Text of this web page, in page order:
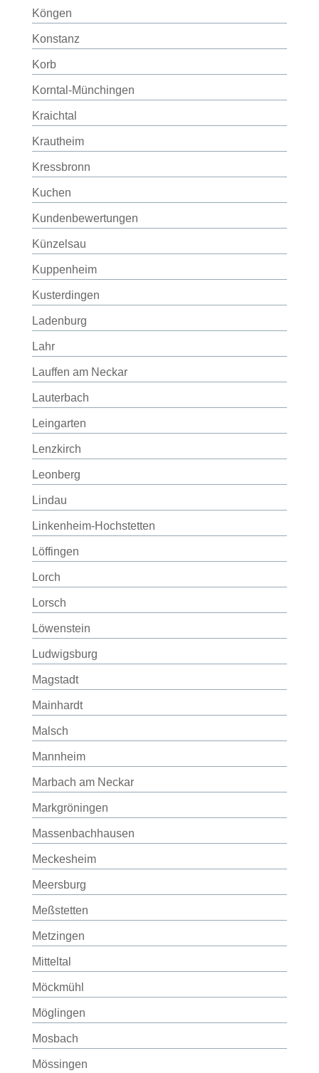
Köngen
Konstanz
Korb
Korntal-Münchingen
Kraichtal
Krautheim
Kressbronn
Kuchen
Kundenbewertungen
Künzelsau
Kuppenheim
Kusterdingen
Ladenburg
Lahr
Lauffen am Neckar
Lauterbach
Leingarten
Lenzkirch
Leonberg
Lindau
Linkenheim-Hochstetten
Löffingen
Lorch
Lorsch
Löwenstein
Ludwigsburg
Magstadt
Mainhardt
Malsch
Mannheim
Marbach am Neckar
Markgröningen
Massenbachhausen
Meckesheim
Meersburg
Meßstetten
Metzingen
Mitteltal
Möckmühl
Möglingen
Mosbach
Mössingen